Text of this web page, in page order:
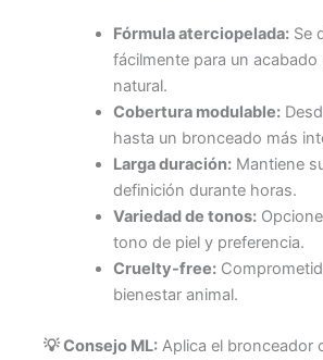
Fórmula aterciopelada:Se
fácilmente para un acabado
natural.
Cobertura modulable:
hasta un bronceado más
Larga duración:Mantiene
definición durante horas.
Variedad de tonos:
tono de piel y preferencia.
Cruelty-free:
bienestar animal.
💡 Consejo ML: Aplica el bronceador